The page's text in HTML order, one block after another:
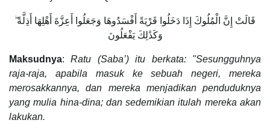
قَالَتْ إِنَّ الْمُلُوكَ إِذَا دَخَلُوا قَرْيَةً أَفْسَدُوهَا وَجَعَلُوا أَعِزَّةَ أَهْلِهَا أَذِلَّةً ۖ
وَكَذَٰلِكَ يَفْعَلُونَ
Maksudnya:Ratu (Saba’) itu berkata: "Sesungguhnya
raja-raja, apabila masuk ke sebuah negeri, mereka
merosakkannya, dan mereka menjadikan penduduknya
yang mulia hina-dina; dan sedemikian itulah mereka akan
lakukan.